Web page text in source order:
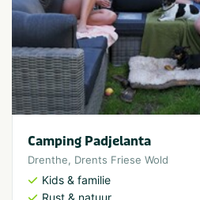
Camping Padjelanta
Drenthe, Drents Friese Wold
Kids & familie
Rust & natuur